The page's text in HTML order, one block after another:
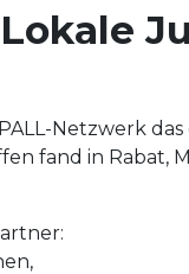
Netzwerk
fand in Rabat,